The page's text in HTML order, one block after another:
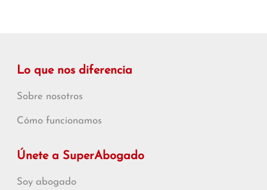
Lo que nos diferencia
Sobre nosotros
Cómo funcionamos
Únete a SuperAbogado
Soy abogado